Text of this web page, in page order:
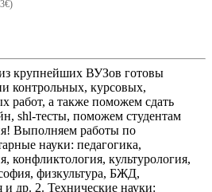
крупнейших ВУЗов готовы
контрольных, курсовых,
работ, а также поможем сдать
shl-тесты, поможем студентам
Выполняем работы по
науки: педагогика,
конфликтология, культурология,
физкультура, БЖД,
и др. 2. Технические науки: